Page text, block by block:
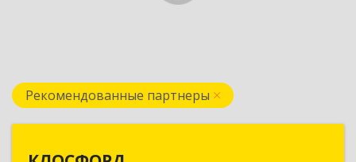
Рекомендованные партнеры